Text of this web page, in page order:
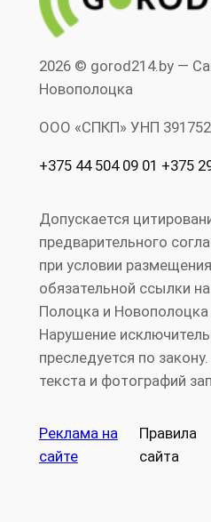
2026 © gorod214.by —
Новополоцка
ООО «СПКП» УНП
+375 44 504 09 01 +375
Допускается
предварительного
при условии
обязательной ссылки
Полоцка и
Нарушение
преследуется по
текста и фотографий
Реклама на
сайте
Правила
сайта